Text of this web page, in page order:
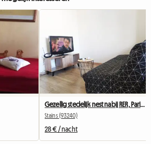
Gezellig stedelijk nest nabij RER, Parijs in 25 minuten "ROSE"
Stains (93240)
28 € / nacht